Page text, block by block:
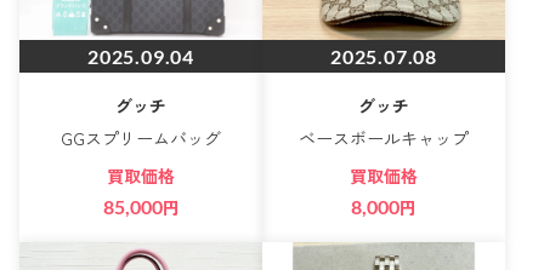
2025.09.04
グッチ
GGスプリームバッグ
買取価格
85,000円
2025.07.08
グッチ
ベースボールキャップ
買取価格
8,000円